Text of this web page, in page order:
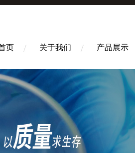
页 关于我们 产品展示